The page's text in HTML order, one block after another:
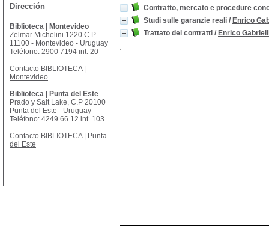
Contratto, mercato e procedure
Studi sulle garanzie reali / Enrico
Trattato dei contratti / Enrico
Dirección
Biblioteca | Montevideo
Zelmar Michelini 1220 C.P
11100 - Montevideo - Uruguay
Teléfono: 2900 7194 int. 20
Contacto BIBLIOTECA |
Montevideo
Biblioteca | Punta del Este
Prado y Salt Lake, C.P 20100
Punta del Este - Uruguay
Teléfono: 4249 66 12 int. 103
Contacto BIBLIOTECA | Punta
del Este